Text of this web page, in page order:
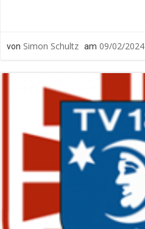
von Simon Schultz am 09/02/2024